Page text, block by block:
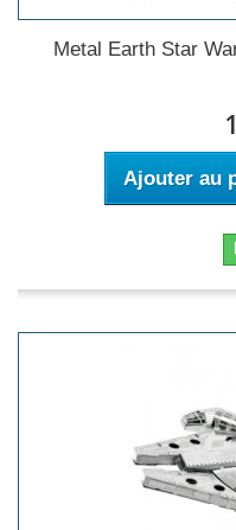
Metal Earth Star
Ajouter au